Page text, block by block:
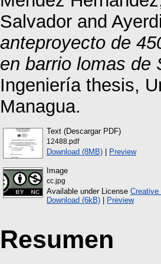
Salvador and
anteproyecto de
en barrio lomas de
Ingeniería thesis,
Managua.
Text (Descargar PDF)
12488.pdf
Download (8MB) | Preview
Image
cc.jpg
Available under License Creative
Download (6kB) | Preview
Resumen